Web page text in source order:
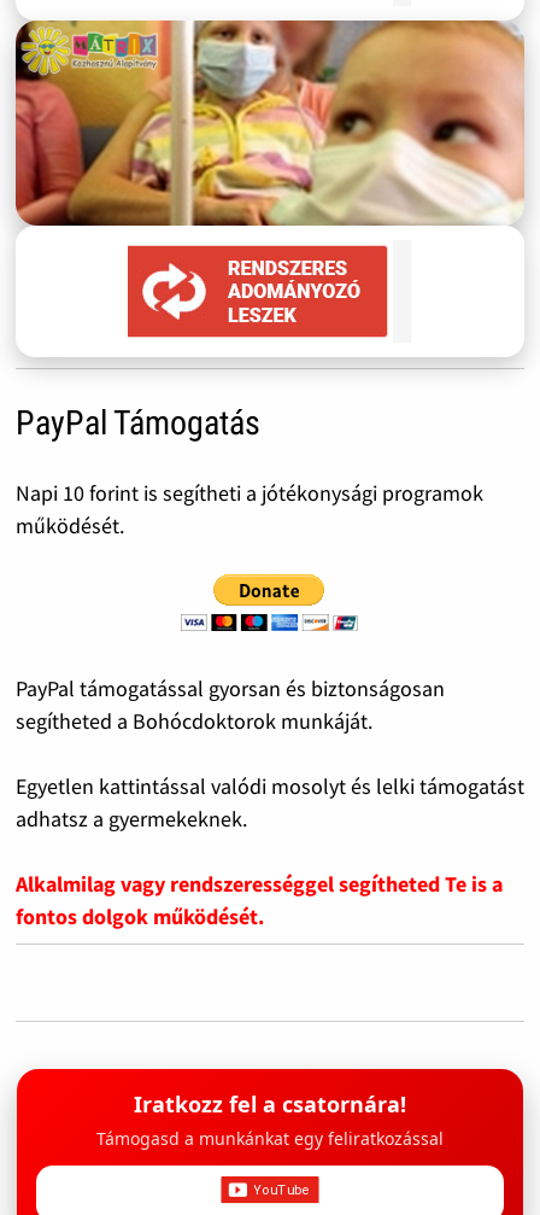
PayPal Támogatás
Napi 10 forint is segítheti a jótékonysági programok
működését.
PayPal támogatással gyorsan és biztonságosan
segítheted a Bohócdoktorok munkáját.
Egyetlen kattintással valódi mosolyt és lelki támogatást
adhatsz a gyermekeknek.
Alkalmilag vagy rendszerességgel segítheted Te is a
fontos dolgok működését.
Iratkozz fel a csatornára!
Támogasd a munkánkat egy feliratkozással